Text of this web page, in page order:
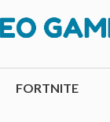
FORTNITE